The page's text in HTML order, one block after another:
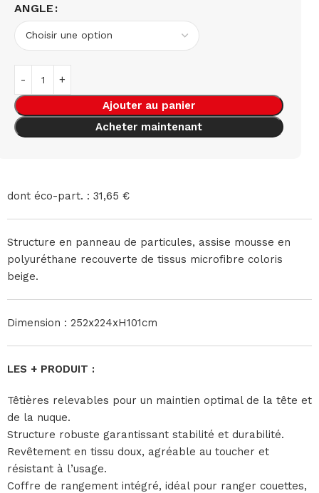
ANGLE
Ajouter au panier
Acheter maintenant
dont éco-part. : 31,65 €
Structure en panneau de particules, assise mousse en
polyuréthane recouverte de tissus microfibre coloris
beige.
Dimension : 252x224xH101cm
LES + PRODUIT :
Têtières relevables pour un maintien optimal de la tête et
de la nuque.
Structure robuste garantissant stabilité et durabilité.
Revêtement en tissu doux, agréable au toucher et
résistant à l’usage.
Coffre de rangement intégré, idéal pour ranger couettes,